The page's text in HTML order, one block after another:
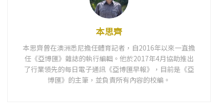
本思齊
本思齊曾在澳洲悉尼擔任體育記者，自2016年以來一直擔
任《亞博匯》雜誌的執行編輯。他於2017年4月協助推出
了行業領先的每日電子通訊《亞博匯早報》，目前是《亞
博匯》的主筆，並負責所有內容的校編。